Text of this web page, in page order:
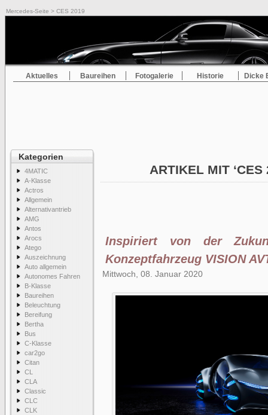
Mercedes-Seite > CES 2019
Aktuelles Baureihen Fotogalerie Historie Dicke
Kategorien
4MATIC
A-Klasse
Actros
Allgemein
Alternativantrieb
AMG
Antos
Arocs
Atego
Auszeichnung
Auto allgemein
Autonomes Fahren
B-Klasse
Baureihen
Beleuchtung
Bereifung
Bertha
Bus
C-Klasse
car2go
Citan
CL
CLA
Classic
CLC
CLK
ARTIKEL MIT ‘CES
Inspiriert von der
Konzeptfahrzeug VISION
Mittwoch, 08. Januar 2020